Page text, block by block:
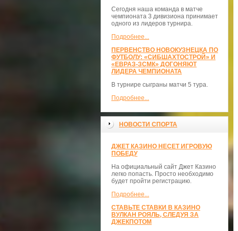
Сегодня наша команда в матче
чемпионата 3 дивизиона принимает
одного из лидеров турнира.
Подробнее...
ПЕРВЕНСТВО НОВОКУЗНЕЦКА ПО
ФУТБОЛУ: «СИБШАХТОСТРОЙ» И
«ЕВРАЗ-ЗСМК» ДОГОНЯЮТ
ЛИДЕРА ЧЕМПИОНАТА
В турнире сыграны матчи 5 тура.
Подробнее...
НОВОСТИ СПОРТА
ДЖЕТ КАЗИНО НЕСЕТ ИГРОВУЮ
ПОБЕДУ
На официальный сайт Джет Казино
легко попасть. Просто необходимо
будет пройти регистрацию.
Подробнее...
СТАВЬТЕ СТАВКИ В КАЗИНО
ВУЛКАН РОЯЛЬ, СЛЕДУЯ ЗА
ДЖЕКПОТОМ